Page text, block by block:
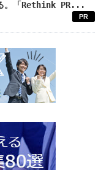
。「Rethink PR...
PR